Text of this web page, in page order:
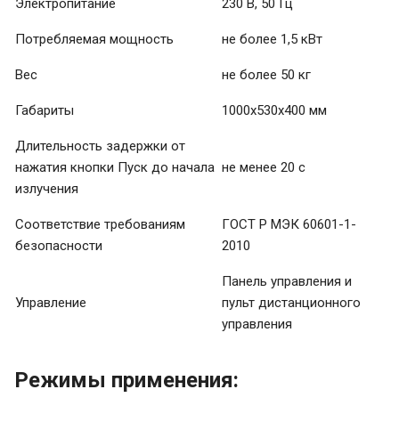
Электропитание 230 В, 50 Гц
Потребляемая мощность не более 1,5 кВт
Вес не более 50 кг
Габариты 1000х530х400 мм
Длительность задержки от
нажатия кнопки Пуск до начала
излучения
не менее 20 с
Соответствие требованиям
безопасности
ГОСТ Р МЭК 60601-1-
2010
Управление
Панель управления и
пульт дистанционного
управления
Режимы применения: